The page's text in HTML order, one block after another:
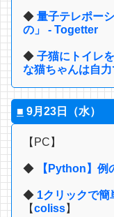
◆ 量子テレポー
の」 - Togetter
◆ 子猫にトイレ
な猫ちゃんは自
■ 9月23日（水）
【PC】
◆ 【Python】
◆ 1クリックで
【coliss】